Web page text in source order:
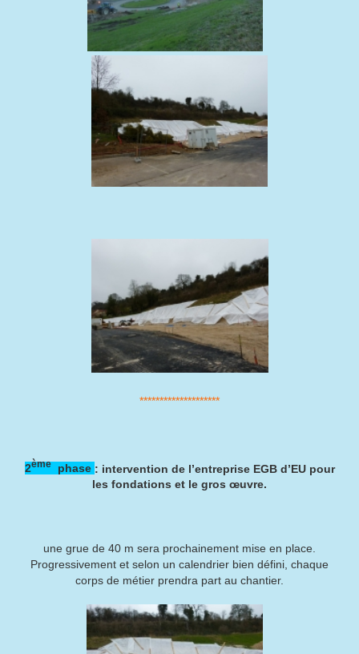
********************
2èmephase : intervention de l’entreprise EGB d’EU pour
les fondations et le gros œuvre.
une grue de 40 m sera prochainement mise en place.
Progressivement et selon un calendrier bien défini, chaque
corps de métier prendra part au chantier.